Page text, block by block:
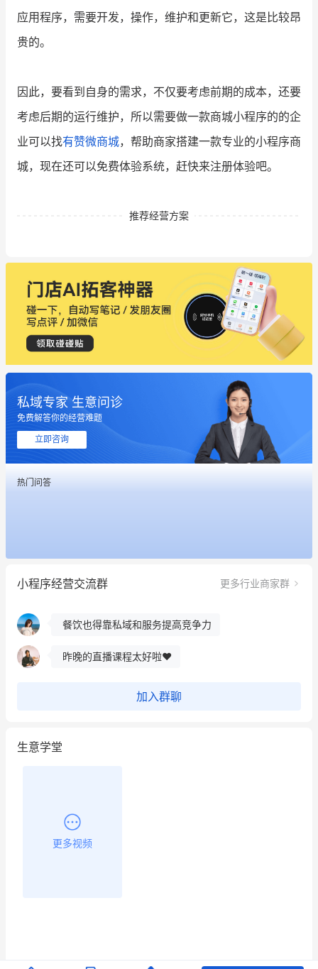
应用程序，需要开发，操作，维护和更新它，这是比较昂
贵的。
因此，要看到自身的需求，不仅要考虑前期的成本，还要
考虑后期的运行维护，所以需要做一款商城小程序的的企
业可以找有赞微商城，帮助商家搭建一款专业的小程序商
城，现在还可以免费体验系统，赶快来注册体验吧。
推荐经营方案
私域专家 生意问诊
免费解答你的经营难题
立即咨询
热门问答
小程序经营交流群 更多行业商家群
这个营销策划案例推荐大家看一下
用有赞就能在微信、小红书同时经营了
餐饮也得靠私域和服务提高竞争力
这个营销策划案例推荐大家看一下
用有赞就能在微信、小红书同时经营了
餐饮也得靠私域和服务提高竞争力
昨晚的直播课程太好啦❤️
加入群聊
生意学堂
更多视频